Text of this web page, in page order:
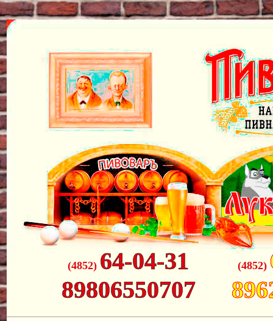
(4852) 64-04-31
89806550707
(4852)